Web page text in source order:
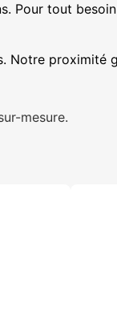
Pour tout
Notre
mesure.